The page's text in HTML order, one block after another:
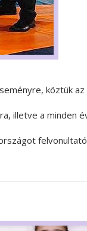
köztük
illetve a minden
felvonultató